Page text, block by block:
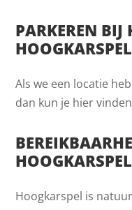
PARKEREN
HOOGKARSPEL
Als we een locatie
dan kun je hier
HOOGKARSPEL
Hoogkarspel is